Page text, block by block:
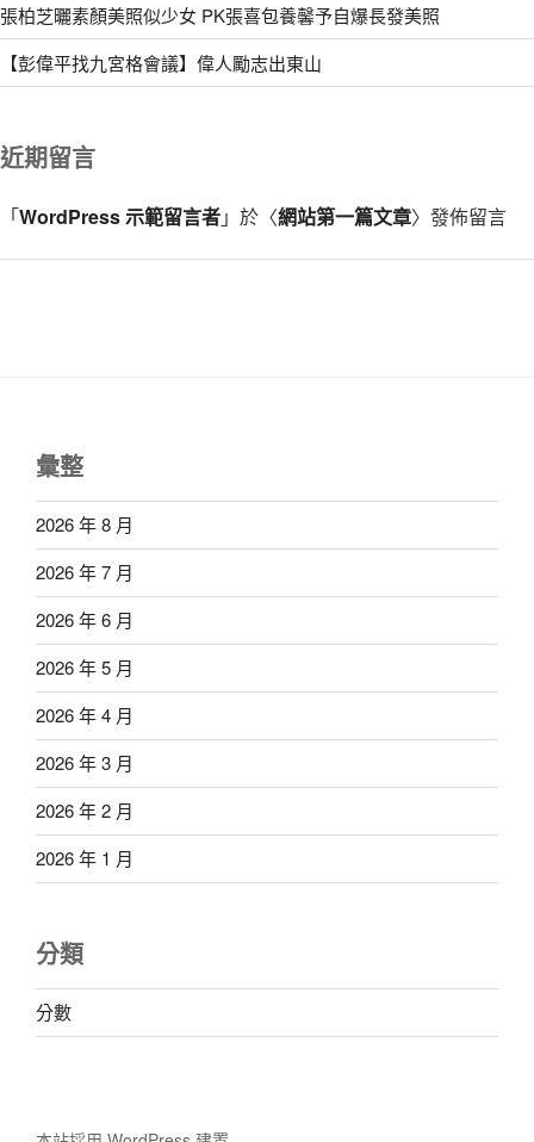
張柏芝曬素顏美照似少女 PK張喜包養馨予自爆長發美照
【彭偉平找九宮格會議】偉人勵志出東山
近期留言
「WordPress 示範留言者」於〈網站第一篇文章〉發佈留言
彙整
2026 年 8 月
2026 年 7 月
2026 年 6 月
2026 年 5 月
2026 年 4 月
2026 年 3 月
2026 年 2 月
2026 年 1 月
分類
分數